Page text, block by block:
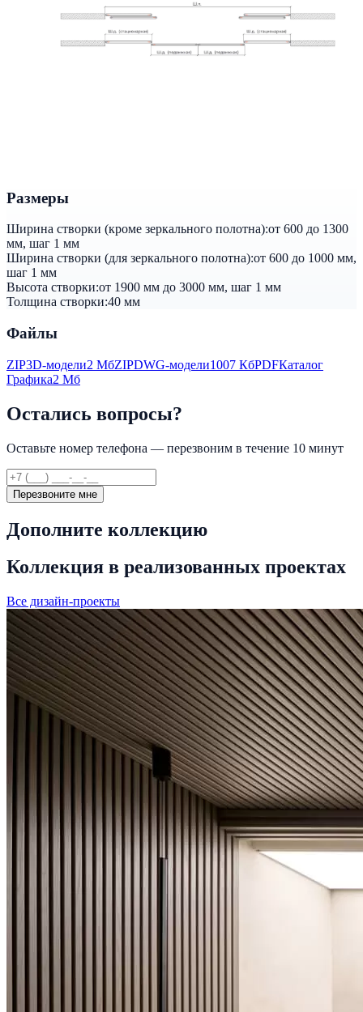
Размеры
Ширина створки (кроме зеркального полотна):от 600 до 1300
мм, шаг 1 мм
Ширина створки (для зеркального полотна):от 600 до 1000 мм,
шаг 1 мм
Высота створки:от 1900 мм до 3000 мм, шаг 1 мм
Толщина створки:40 мм
Файлы
ZIP3D-модели2 МбZIPDWG-модели1007 КбPDFКаталог
Графика2 Мб
Остались вопросы?
Оставьте номер телефона — перезвоним в течение 10 минут
Перезвоните мне
Дополните коллекцию
Коллекция в реализованных проектах
Все дизайн-проекты